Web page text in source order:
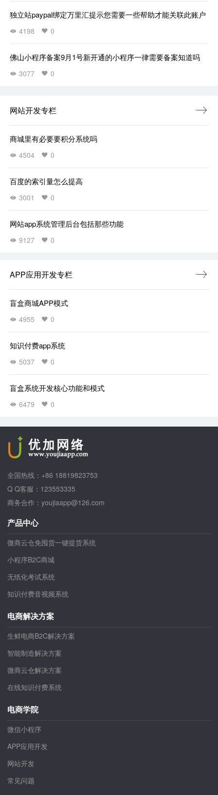
独立站paypal绑定万里汇提示您需要一些帮助才能关联此账户
4198 0
佛山小程序备案9月1号新开通的小程序一律需要备案知道吗
3077 0
网站开发专栏
商城里有必要要积分系统吗
4504 0
百度的索引量怎么提高
3001 0
网站app系统管理后台包括那些功能
9127 0
APP应用开发专栏
盲盒商城APP模式
4955 0
知识付费app系统
5037 0
盲盒系统开发核心功能和模式
6479 0
全国热线：+86 18819823753
Q Q客服：123553335
商务合作：youjiaapp@126.com
产品中心
微商云仓免囤货一键提货系统
小程序B2C商城
无纸化考试系统
知识付费音视频系统
电商解决方案
生鲜电商B2C解决方案
智能制造解决方案
微商云仓解决方案
在线知识付费系统
电商学院
微信小程序
APP应用开发
网站开发
常见问题